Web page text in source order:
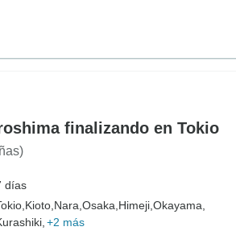
finalizando en Tokio
días
Kioto, Nara, Osaka, Himeji, Okayama,
+2 más